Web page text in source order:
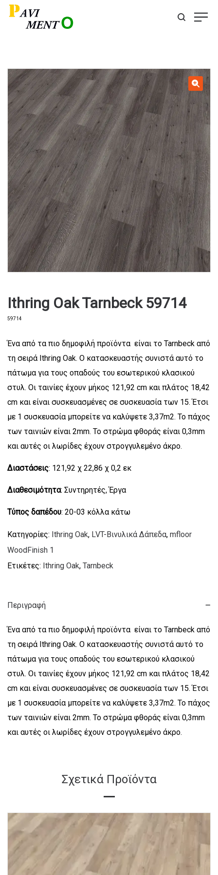
Ithring Oak Tarnbeck 59714
59714
Ένα από τα πιο δημοφιλή προϊόντα είναι το Tarnbeck από
τη σειρά Ithring Oak. Ο κατασκευαστής συνιστά αυτό το
πάτωμα για τους οπαδούς του εσωτερικού κλασικού
στυλ. Οι ταινίες έχουν μήκος 121,92 cm και πλάτος 18,42
cm και είναι συσκευασμένες σε συσκευασία των 15. Έτσι
με 1 συσκευασία μπορείτε να καλύψετε 3,37m2. Το πάχος
των ταινιών είναι 2mm. Το στρώμα φθοράς είναι 0,3mm
και αυτές οι λωρίδες έχουν στρογγυλεμένο άκρο.
Διαστάσεις: 121,92 χ 22,86 χ 0,2 εκ
Διαθεσιμότητα: Συντηρητές, Έργα
Τύπος δαπέδου: 20-03 κόλλα κάτω
Κατηγορίες: Ithring Oak, LVT-Βινυλικά Δάπεδα, mfloor
WoodFinish 1
Ετικέτες: Ithring Oak, Tarnbeck
Περιγραφή
Ένα από τα πιο δημοφιλή προϊόντα είναι το Tarnbeck από
τη σειρά Ithring Oak. Ο κατασκευαστής συνιστά αυτό το
πάτωμα για τους οπαδούς του εσωτερικού κλασικού
στυλ. Οι ταινίες έχουν μήκος 121,92 cm και πλάτος 18,42
cm και είναι συσκευασμένες σε συσκευασία των 15. Έτσι
με 1 συσκευασία μπορείτε να καλύψετε 3,37m2. Το πάχος
των ταινιών είναι 2mm. Το στρώμα φθοράς είναι 0,3mm
και αυτές οι λωρίδες έχουν στρογγυλεμένο άκρο.
Σχετικά Προϊόντα